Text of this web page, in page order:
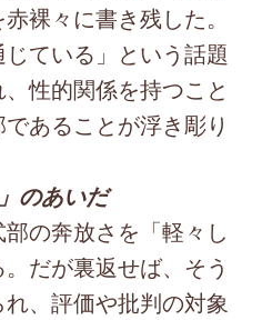
裸々に書き残した。
ている」という話題
性的関係を持つこと
あることが浮き彫り
のあいだ
の奔放さを「軽々し
だが裏返せば、そう
、評価や批判の対象